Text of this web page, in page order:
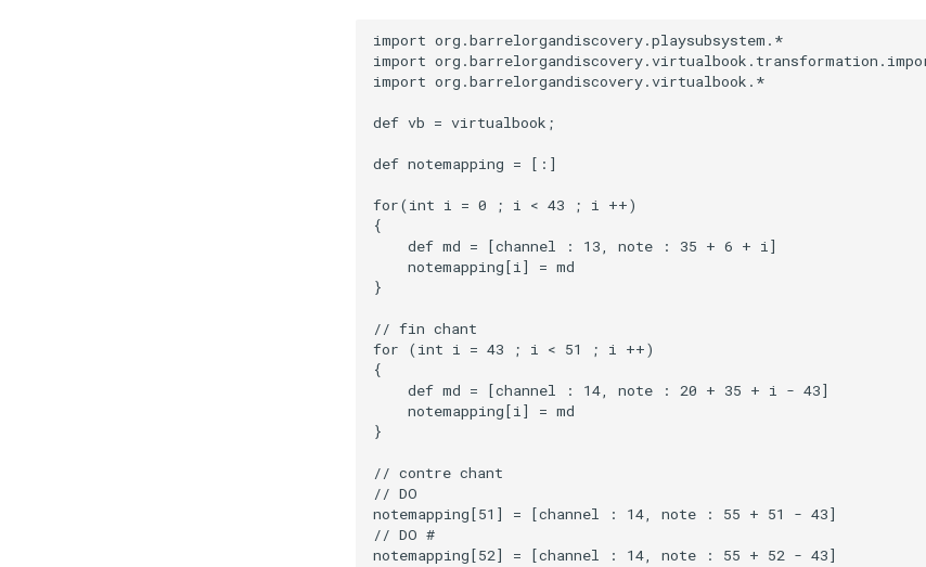
import org.barrelorgandiscovery.playsubsystem.*
import
import org.barrelorgandiscovery.virtualbook.*
def vb = virtualbook;
def notemapping = [:]
for(int i = 0 ; i < 43 ; i ++)
{
    def md = [channel : 13, note : 35 + 6 + i]
    notemapping[i] = md
}
// fin chant
for (int i = 43 ; i < 51 ; i ++)
{
    def md = [channel : 14, note : 20 + 35 + i - 43]
    notemapping[i] = md
}
// contre chant
// DO
notemapping[51] = [channel : 14, note : 55 + 51 - 43]
// DO #
notemapping[52] = [channel : 14, note : 55 + 52 - 43]